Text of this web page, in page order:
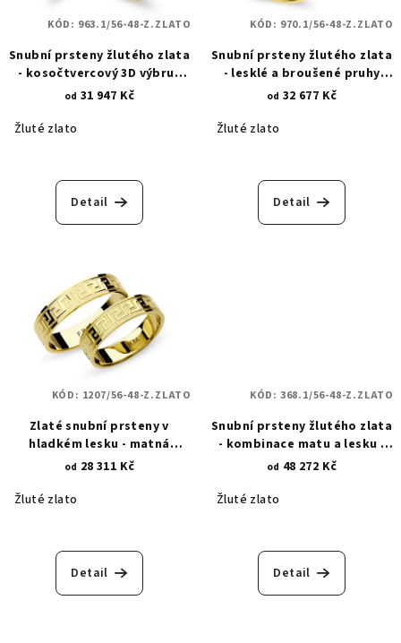
Snubní prsteny žlutého zlata
- kosočtvercový 3D výbrus
963.1
od 31 947 Kč
Žluté zlato
Detail
KÓD: 963.1/56-48-Z.ZLATO
Snubní prsteny žlutého zlata
- lesklé a broušené pruhy
970.1
od 32 677 Kč
Žluté zlato
Detail
KÓD: 970.1/56-48-Z.ZLATO
Zlaté snubní prsteny v
hladkém lesku - matná
asymetrická povrchová
od 28 311 Kč
Žluté zlato
Detail
KÓD: 1207/56-48-Z.ZLATO
Snubní prsteny žlutého zlata
- kombinace matu a lesku -
pískované proužky 368.1
od 48 272 Kč
Žluté zlato
Detail
KÓD: 368.1/56-48-Z.ZLATO